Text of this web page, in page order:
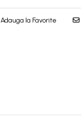
Adauga la Favorite